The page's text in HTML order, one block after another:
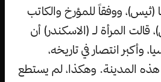
ووفقاً للمؤرخ والكاتب
المرأة لـ (الاسكندر) أن
وأكبر انتصار في تاريخه،
المدينة. وهكذا، لم يستطع